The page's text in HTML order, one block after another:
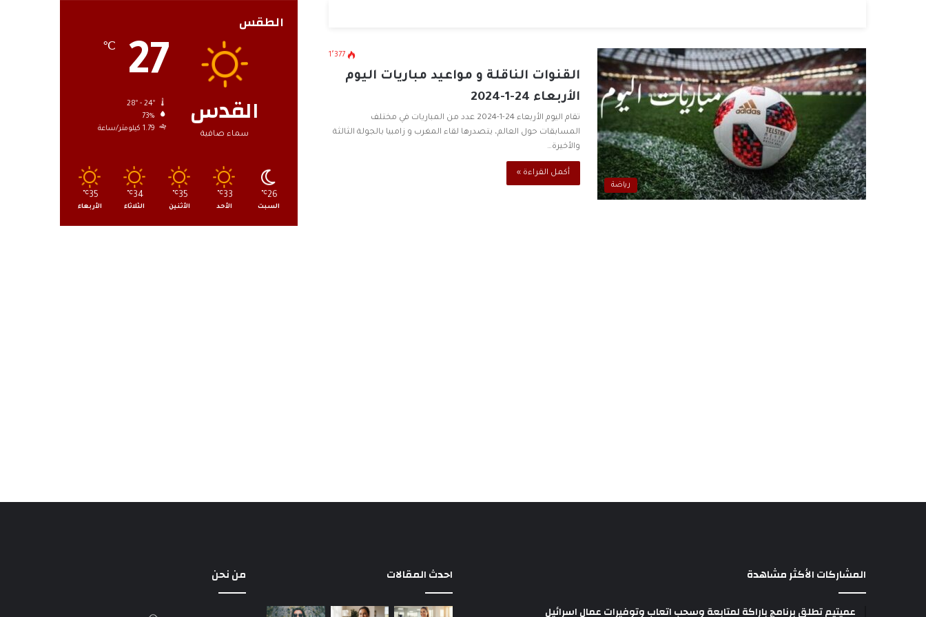
رياضة
1٬377
القنوات الناقلة و مواعيد مباريات اليوم
الأربعاء 24-1-2024
تقام اليوم الأربعاء 24-1-2024 عدد من المباريات في مختلف
المسابقات حول العالم، يتصدرها لقاء المغرب و زامبيا بالجولة الثالثة
والأخيرة…
أكمل القراءة »
الطقس
القدس
سماء صافية
27
℃
73%
1.79 كيلومتر/ساعة
26
℃
السبت
33
℃
الأحد
35
℃
الأثنين
34
℃
الثلاثاء
35
℃
الأربعاء
المشاركات الأكثر مشاهدة
عميتيم تطلق برنامج باراكة لمتابعة وسحب اتعاب وتوفيرات عمال اسرائيل
احدث المقالات من نحن